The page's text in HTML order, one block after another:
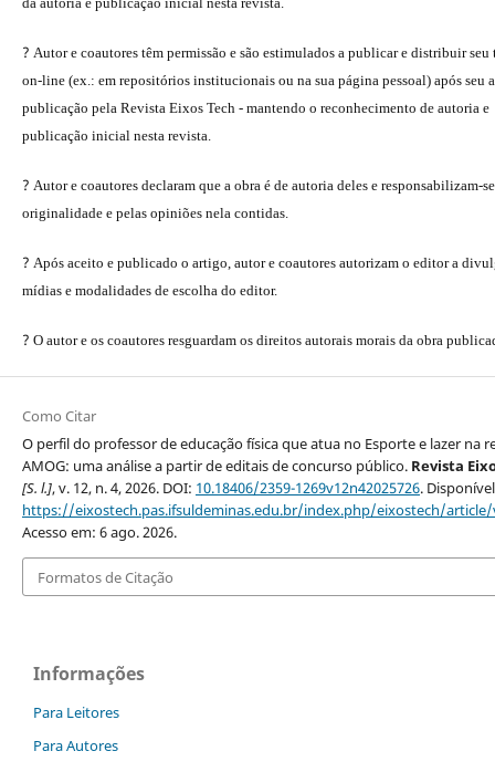
? Autor e coautores têm permissão e são estimulados a publicar e distribuir seu
on-line (ex.: em repositórios institucionais ou na sua página pessoal) após seu
publicação pela Revista Eixos Tech - mantendo o reconhecimento de autoria e
publicação inicial nesta revista.
? Autor e coautores declaram que a obra é de autoria deles e responsabilizam-
originalidade e pelas opiniões nela contidas.
? Após aceito e publicado o artigo, autor e coautores autorizam o editor a
mídias e modalidades de escolha do editor.
? O autor e os coautores resguardam os direitos autorais morais da obra
Como Citar
O perfil do professor de educação física que atua no Esporte e lazer na
AMOG: uma análise a partir de editais de concurso público. Revista
[S. l.], v. 12, n. 4, 2026. DOI: 10.18406/2359-1269v12n42025726.
https://eixostech.pas.ifsuldeminas.edu.br/index.php/eixostech/
Acesso em: 6 ago. 2026.
Formatos de Citação
Informações
Para Leitores
Para Autores